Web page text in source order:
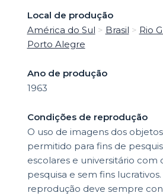
Local de produção
América do Sul > Brasil > Rio
Porto Alegre
Ano de produção
1963
Condições de reprodução
O uso de imagens dos
permitido para fins de
escolares e universitário com
pesquisa e sem fins
reprodução deve sempre